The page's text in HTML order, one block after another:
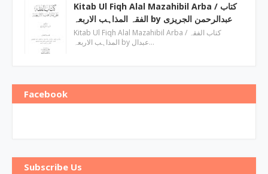
Kitab Ul Fiqh Alal Mazahibil Arba / کتاب
الفقہ المذاہب الاربعہ by عبدالرحمن الجریزی
Kitab Ul Fiqh Alal Mazahibil Arba / کتاب الفقہ
المذاہب الاربعہ by عبدال…
Facebook
Subscribe Us